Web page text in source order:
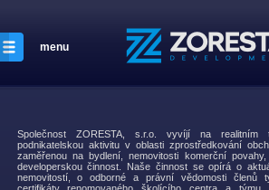
menu
Společnost ZORESTA, s.r.o. vyvíjí na
podnikatelskou aktivitu v oblasti zprostředkování
zaměřenou na bydlení, nemovitosti komerční
developerskou činnost. Naše činnost se opírá o
nemovitostí, o odborné a právní vědomosti členů